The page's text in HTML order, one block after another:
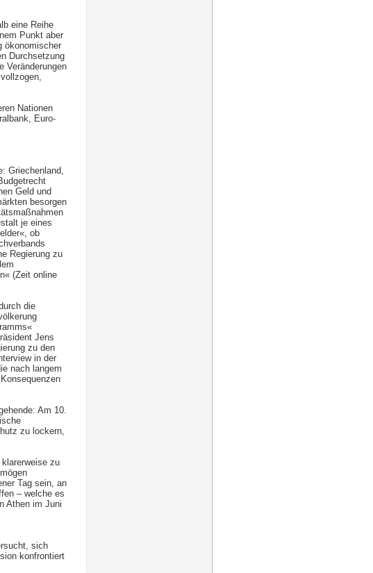
eine Reihe
Punkt aber
ökonomischer
Durchsetzung
Veränderungen
Nationen
Euro-
Griechenland,
Geld und
besorgen
je eines
ob
Regierung zu
(Zeit online
die
Jens
zu den
in der
nach langem
Am 10.
zu lockern,
zu
Tag sein, an
– welche es
Athen im Juni
sich
konfrontiert